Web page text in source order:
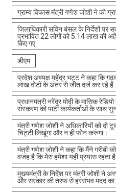
ग्राम्य विकास मंत्री गणेश जोशी ने की
जिलाधिकारी सविन बंसल के निर्देशों
प्रभावित 22 लोगों को 5.14 लाख की
किए गए
डीएम
प्रदेश अध्यक्ष महेंद्र भट्ट ने कहा कि
लाख वोटों के अंतर से जीत दर्ज कर रहे हैं..
प्रधानमंत्री नरेंद्र मोदी के मासिक
संस्करण को पार्टी कार्यकर्ताओं के साथ
मंत्री गणेश जोशी ने अधिकारियों को दो
चिट्टी लिखूंगा और न ही फोन करुंगा।
मंत्री गणेश जोशी ने कहा कि मैंने गरीबी
वजह है कि मेरा हमेशा यही प्रयास रहता है
मुख्यमंत्री के निर्देश पर मंत्री जोशी ने
और सरकार की तरफ से हरसंभव मदद का